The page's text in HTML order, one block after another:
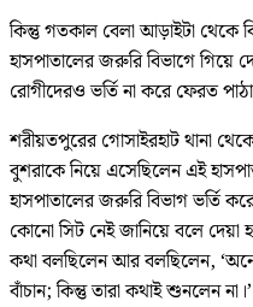
কিন্তু গতকাল বেলা আড়াইটা থেকে
হাসপাতালের জরুরি বিভাগে গিয়ে
রোগীদেরও ভর্তি না করে ফেরত
শরীয়তপুরের গোসাইরহাট থানা
বুশরাকে নিয়ে এসেছিলেন এই
হাসপাতালের জরুরি বিভাগ ভর্তি
কোনো সিট নেই জানিয়ে বলে দেয়া
কথা বলছিলেন আর বলছিলেন,
বাঁচান; কিন্তু তারা কথাই শুনলেন